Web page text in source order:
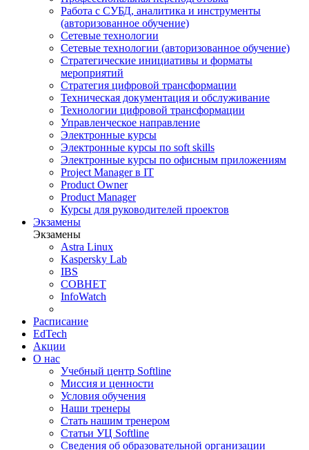
Работа с СУБД, аналитика и инструменты
(авторизованное обучение)
Сетевые технологии
Сетевые технологии (авторизованное обучение)
Стратегические инициативы и форматы
мероприятий
Стратегия цифровой трансформации
Техническая документация и обслуживание
Технологии цифровой трансформации
Управленческое направление
Электронные курсы
Электронные курсы по soft skills
Электронные курсы по офисным приложениям
Project Manager в IT
Product Owner
Product Manager
Курсы для руководителей проектов
Экзамены
Экзамены
Astra Linux
Kaspersky Lab
IBS
СОВНЕТ
InfoWatch
Расписание
EdTech
Акции
О нас
Учебный центр Softline
Миссия и ценности
Условия обучения
Наши тренеры
Стать нашим тренером
Статьи УЦ Softline
Сведения об образовательной организации